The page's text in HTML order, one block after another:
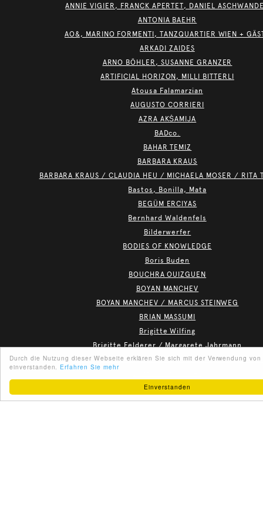
Einverstanden
Durch die Nutzung dieser Webseite erklären Sie sich mit der Verwendung von
einverstanden. Erfahren Sie mehr
ANNIE VIGIER, FRANCK APERTET, DANIEL
ANTONIA BAEHR
AO&, MARINO FORMENTI, TANZQUARTIER WIEN +
ARKADI ZAIDES
ARNO BÖHLER, SUSANNE GRANZER
ARTIFICIAL HORIZON, MILLI BITTERLI
Atousa Falamarzian
AUGUSTO CORRIERI
AZRA AKŠAMIJA
BADco.
BAHAR TEMIZ
BARBARA KRAUS
BARBARA KRAUS / CLAUDIA HEU / MICHAELA MOSER / RITA
Bastos, Bonilla, Mata
BEGÜM ERCIYAS
Bernhard Waldenfels
Bilderwerfer
BODIES OF KNOWLEDGE
Boris Buden
BOUCHRA OUIZGUEN
BOYAN MANCHEV
BOYAN MANCHEV / MARCUS STEINWEG
BRIAN MASSUMI
Brigitte Wilfing
Brigitte Felderer / Margarete Jahrmann
Brigitte Theißl / Our Bodies in conversation with Ina
Britta Wirthmüller, Petra Zanki
BRUCE FERGUSON, NATHANIEL BOWDITCH